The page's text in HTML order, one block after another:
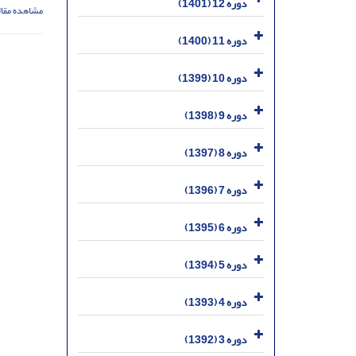
مشاهده
دوره 11 (1400)
دوره 10 (1399)
دوره 9 (1398)
دوره 8 (1397)
دوره 7 (1396)
دوره 6 (1395)
دوره 5 (1394)
دوره 4 (1393)
دوره 3 (1392)